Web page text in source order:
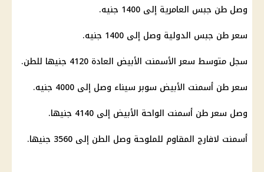
وصل طن جبس العامرية إلى 1400 جنيه.
سعر طن جبس الدولية وصل إلى 1400 جنيه.
سجل متوسط سعر الأسمنت الأبيض العادة 4120 جنيها للطن.
سعر طن أسمنت الأبيض سوبر سيناء وصل إلى 4000 جنيه.
وصل سعر طن أسمنت الواحة الأبيض إلى 4140 جنيها.
أسمنت لافارج المقاوم للملوحة وصل الطن إلى 3560 جنيها.